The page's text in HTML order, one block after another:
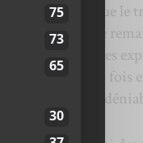
N’empêche que le
avec une aisance
détourne des
et maintes fois
d’écoute